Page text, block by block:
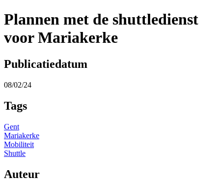
Plannen met de shuttledienst
voor Mariakerke
Publicatiedatum
08/02/24
Tags
Gent
Mariakerke
Mobiliteit
Shuttle
Auteur